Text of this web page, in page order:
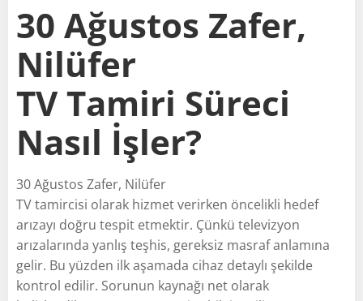
30 Ağustos Zafer,
Nilüfer
TV Tamiri Süreci
Nasıl İşler?
30 Ağustos Zafer, Nilüfer
TV tamircisi olarak hizmet verirken öncelikli hedef
arızayı doğru tespit etmektir. Çünkü televizyon
arızalarında yanlış teşhis, gereksiz masraf anlamına
gelir. Bu yüzden ilk aşamada cihaz detaylı şekilde
kontrol edilir. Sorunun kaynağı net olarak